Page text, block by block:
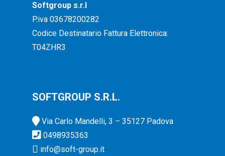
Softgroup s.r.l
P.iva 03678200282
Codice Destinatario Fattura Elettronica:
T04ZHR3
SOFTGROUP S.R.L.
Via Carlo Mandelli, 3 – 35127 Padova
0498935363
info@soft-group.it